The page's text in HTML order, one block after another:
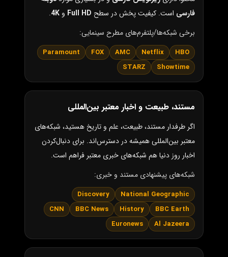
فارسی است. کیفیت پخش در سطح Full HD و 4K
.
برخی شبکه‌ها/پلتفرم‌های مطرح سینمایی:
HBO
Netflix
AMC
FOX
Paramount
Showtime
STARZ
مستند، طبیعت و اخبار معتبر بین‌المللی
اگر طرفدار مستند، طبیعت، علم و تاریخ هستید، شبکه‌های
معتبر بین‌المللی همیشه در دسترس‌اند. برای دنبال‌کردن
اخبار روز دنیا هم شبکه‌های خبری معتبر فراهم است.
شبکه‌های پیشنهادی مستند و خبری:
National Geographic
Discovery
BBC Earth
History
BBC News
CNN
Al Jazeera
Euronews